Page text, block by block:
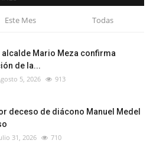
Este Mes Todas
alcalde Mario Meza confirma
de la...
5, 2026 913
deceso de diácono Manuel Medel
31, 2026 710